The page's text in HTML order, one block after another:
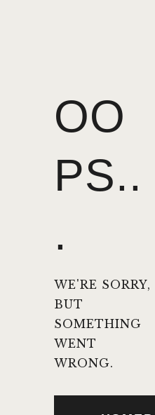
OO
PS..
.
WE'RE SORRY,
BUT
SOMETHING
WENT
WRONG.